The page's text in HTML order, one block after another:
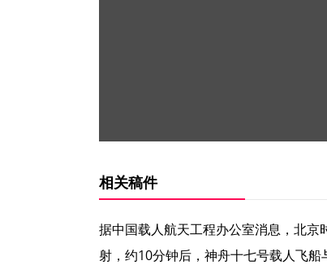
相关稿件
据中国载人航天工程办公室消息，北
射，约10分钟后，神舟十七号载人飞船